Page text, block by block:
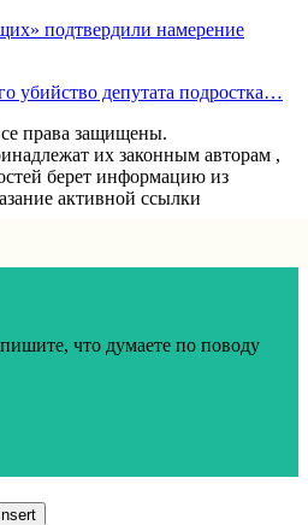
подтвердили намерение
убийство депутата подростка…
права защищены.
их законным авторам ,
берет информацию из
активной ссылки
что думаете по поводу
Insert